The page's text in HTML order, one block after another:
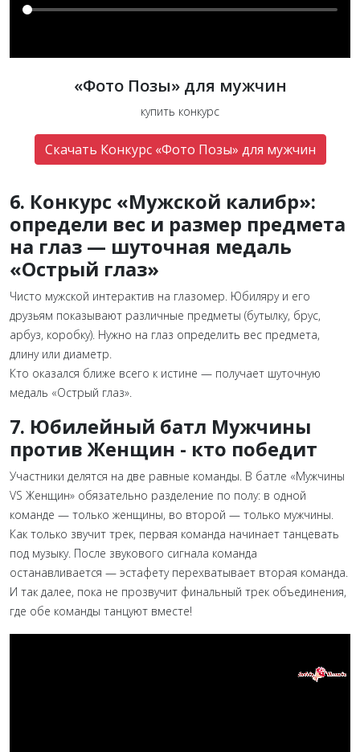
«Фото Позы» для мужчин
купить конкурс
Скачать Конкурс «Фото Позы» для мужчин
6. Конкурс «Мужской калибр»:
определи вес и размер предмета
на глаз — шуточная медаль
«Острый глаз»
Чисто мужской интерактив на глазомер. Юбиляру и его
друзьям показывают различные предметы (бутылку, брус,
арбуз, коробку). Нужно на глаз определить вес предмета,
длину или диаметр.
Кто оказался ближе всего к истине — получает шуточную
медаль «Острый глаз».
7. Юбилейный батл Мужчины
против Женщин - кто победит
Участники делятся на две равные команды. В батле «Мужчины
VS Женщин» обязательно разделение по полу: в одной
команде — только женщины, во второй — только мужчины.
Как только звучит трек, первая команда начинает танцевать
под музыку. После звукового сигнала команда
останавливается — эстафету перехватывает вторая команда.
И так далее, пока не прозвучит финальный трек объединения,
где обе команды танцуют вместе!